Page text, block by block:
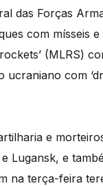
das Forças
com mísseis
(MLRS)
com
e
Lugansk, e
na terça-feira